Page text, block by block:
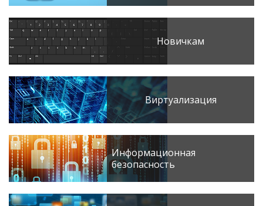
Новичкам
Виртуализация
Информационная
безопасность